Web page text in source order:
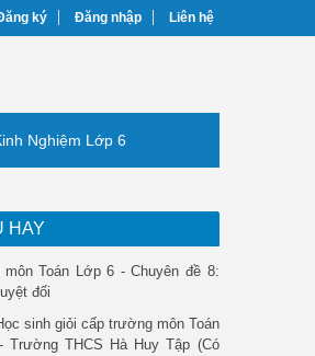
ký Đăng nhập Liên hệ
Nghiệm Lớp 6
HAY
môn Toán Lớp 6 - Chuyên đề 8:
đối
sinh giỏi cấp trường môn Toán
Trường THCS Hà Huy Tập (Có